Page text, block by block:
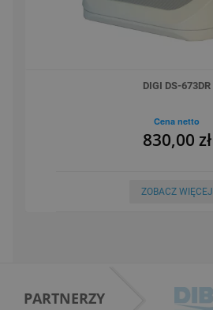
DIGI DS-673DR
Cena netto
830,00 zł
ZOBACZ WIĘCEJ
PARTNERZY